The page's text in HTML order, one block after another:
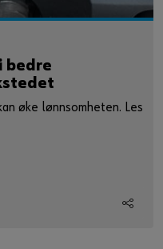
bedre
øke lønnsomheten. Les